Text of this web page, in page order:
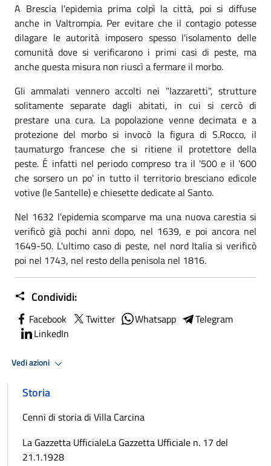
A Brescia l'epidemia prima colpì la città, poi si diffuse
anche in Valtrompia. Per evitare che il contagio potesse
dilagare le autorità imposero spesso l'isolamento delle
comunità dove si verificarono i primi casi di peste, ma
anche questa misura non riuscì a fermare il morbo.
Gli ammalati vennero accolti nei "lazzaretti", strutture
solitamente separate dagli abitati, in cui si cercò di
prestare una cura. La popolazione venne decimata e a
protezione del morbo si invocò la figura di S.Rocco, il
taumaturgo francese che si ritiene il protettore della
peste. É infatti nel periodo compreso tra il '500 e il '600
che sorsero un po' in tutto il territorio bresciano edicole
votive (le Santelle) e chiesette dedicate al Santo.
Nel 1632 l'epidemia scomparve ma una nuova carestia si
verificò già pochi anni dopo, nel 1639, e poi ancora nel
1649-50. L'ultimo caso di peste, nel nord Italia si verificò
poi nel 1743, nel resto della penisola nel 1816.
Condividi:
Facebook Twitter Whatsapp
Telegram
LinkedIn
Vedi azioni
Storia
Cenni di storia di Villa Carcina
La Gazzetta UfficialeLa Gazzetta Ufficiale n. 17 del
21.1.1928